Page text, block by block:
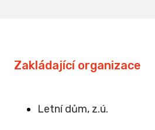
Zakládající organizace
Letní dům, z.ú.